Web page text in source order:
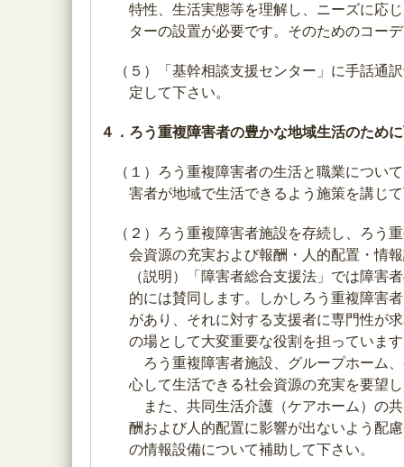
特性、生活実態等を理解し、ニーズに応
ターの設置が必要です。そのためのコー
（５）「基幹相談支援センター」に手話通
定して下さい。
４．ろう重複障害者の豊かな地域生活のため
（１）ろう重複障害者の生活と職業につい
害者が地域で生活できるよう施策を講じ
（２）ろう重複障害者施設を存続し、ろう
会資源の充実および報酬・人的配置・情
（説明）「障害者総合支援法」では障害
的には賛同します。しかしろう重複障害
があり、それに対する支援者に専門性が
の場として大変重要な役割を担っていま
ろう重複障害者施設、グループホーム
心して生活できる社会資源の充実を要望
また、共同生活介護（ケアホーム）の
酬および人的配置に影響が出ないよう配
の情報設備について補助して下さい。